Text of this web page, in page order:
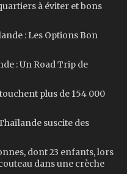
à éviter et bons
: Les Options Bon
: Un Road Trip de
plus de 154 000
suscite des
dont 23 enfants, lors
dans une crèche